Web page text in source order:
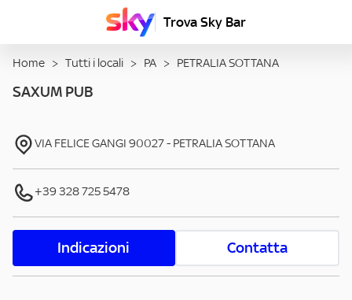
Trova Sky Bar
Home > Tutti i locali > PA > PETRALIA SOTTANA
SAXUM PUB
VIA FELICE GANGI 90027- PETRALIA SOTTANA
+39 328 725 5478
Indicazioni Contatta